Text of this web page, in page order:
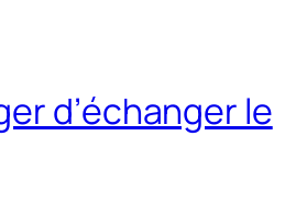
d’échanger le